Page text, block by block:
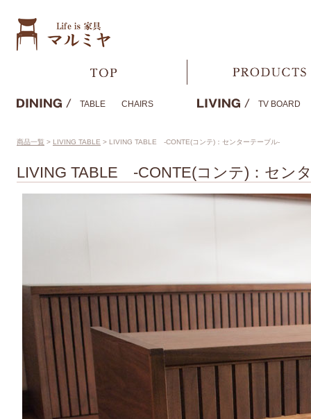
TABLE CHAIRS TV BOARD
商品一覧 > LIVING TABLE > LIVING TABLE -CONTE(コンテ)：センターテーブル-
LIVING TABLE -CONTE(コンテ)：セン